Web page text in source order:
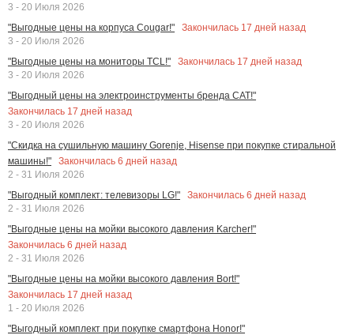
3 - 20 Июля 2026
"Выгодные цены на корпуса Cougar!"
Закончилась 17 дней назад
3 - 20 Июля 2026
"Выгодные цены на мониторы TCL!"
Закончилась 17 дней назад
3 - 20 Июля 2026
"Выгодный цены на электроинструменты бренда CAT!"
Закончилась 17 дней назад
3 - 20 Июля 2026
"Скидка на сушильную машину Gorenje, Hisense при покупке стиральной
машины!"
Закончилась 6 дней назад
2 - 31 Июля 2026
"Выгодный комплект: телевизоры LG!"
Закончилась 6 дней назад
2 - 31 Июля 2026
"Выгодные цены на мойки высокого давления Karcher!"
Закончилась 6 дней назад
2 - 31 Июля 2026
"Выгодные цены на мойки высокого давления Bort!"
Закончилась 17 дней назад
1 - 20 Июля 2026
"Выгодный комплект при покупке смартфона Honor!"